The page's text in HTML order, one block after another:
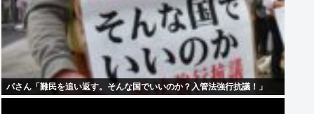
パさん「難民を追い返す。そんな国でいいのか？入管法強行抗議！」